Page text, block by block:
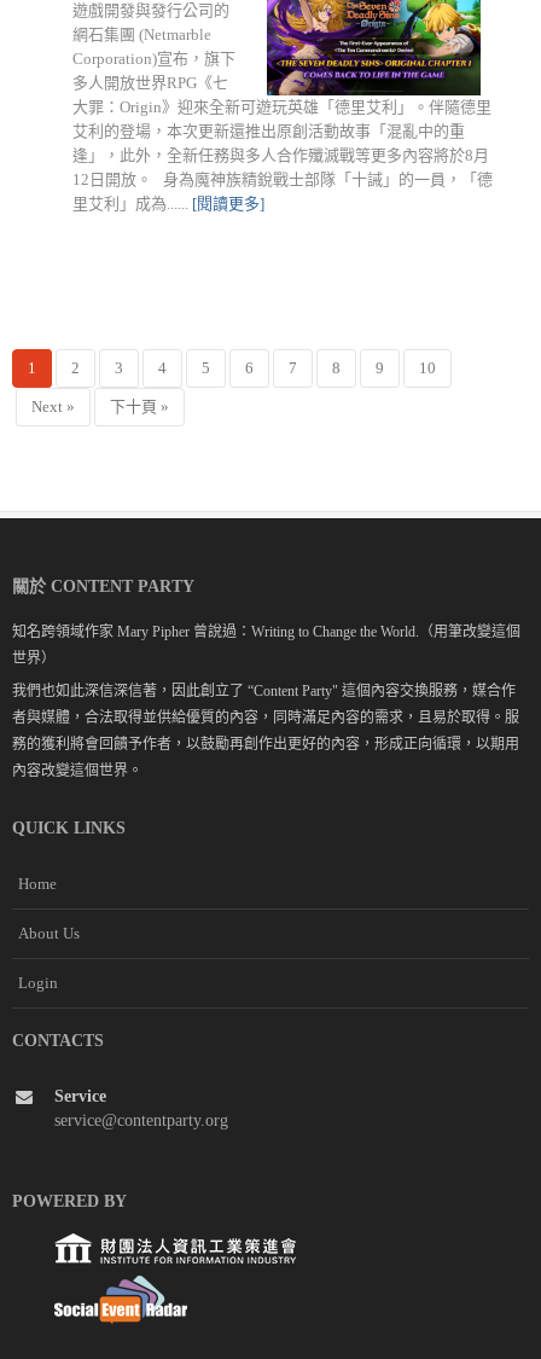
遊戲開發與發行公司的
網石集團 (Netmarble
Corporation)宣布，旗下
多人開放世界RPG《七
大罪：Origin》迎來全新可遊玩英雄「德里艾利」。伴隨德里
艾利的登場，本次更新還推出原創活動故事「混亂中的重
逢」，此外，全新任務與多人合作殲滅戰等更多內容將於8月
12日開放。 身為魔神族精銳戰士部隊「十誡」的一員，「德
里艾利」成為...... [閱讀更多]
1 2 3 4 5 6 7 8 9 10
Next » 下十頁 »
關於 CONTENT PARTY
知名跨領域作家 Mary Pipher 曾說過：Writing to Change the World.（用筆改變這個
世界）
我們也如此深信深信著，因此創立了 “Content Party" 這個內容交換服務，媒合作
者與媒體，合法取得並供給優質的內容，同時滿足內容的需求，且易於取得。服
務的獲利將會回饋予作者，以鼓勵再創作出更好的內容，形成正向循環，以期用
內容改變這個世界。
QUICK LINKS
Home
About Us
Login
CONTACTS
Service
service@contentparty.org
POWERED BY